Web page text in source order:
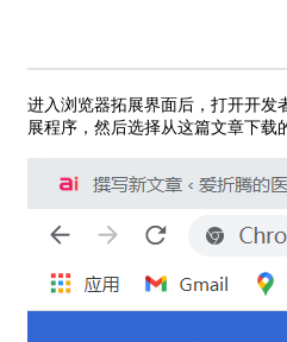
进入浏览器拓展界面后，打开开发
展程序，然后选择从这篇文章下载